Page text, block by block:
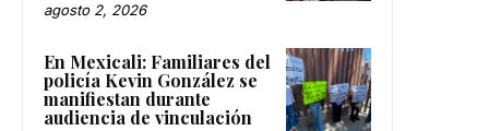
agosto 2, 2026
En Mexicali: Familiares del
policía Kevin González se
manifiestan durante
audiencia de vinculación